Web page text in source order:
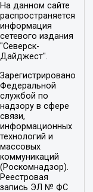
На данном сайте
распространяется
информация
сетевого издания
"Северск-
Дайджест".
Зарегистрировано
Федеральной
службой по
надзору в сфере
связи,
информационных
технологий и
массовых
коммуникаций
(Роскомнадзор).
Реестровая
запись ЭЛ № ФС